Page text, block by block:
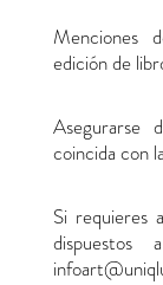
Menciones
edición de
coincida con
Si requieres